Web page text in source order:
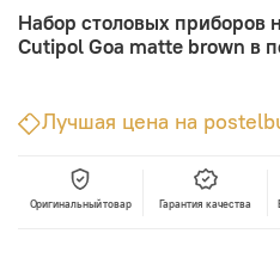
Набор столовых приборов
Cutipol Goa matte brown в
Лучшая цена на
Оригинальный товар Гарантия качества